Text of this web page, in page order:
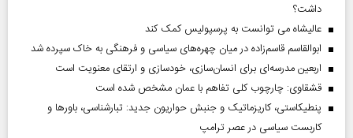
داشت؟
عالیشاه می توانست به پرسپولیس کمک کند
ابوالقاسم قاسم‌زاده در میان چهره‌های سیاسی و فرهنگی به خاک سپرده شد
اربعین مدرسه‌ای برای انسان‌سازی، خودسازی و ارتقای معنویت است
قشقاوی: چارچوب کلی تفاهم با عمان مشخص شده است
پنطیکاستی، کاریزماتیک و جنبش حواریون جدید: تبارشناسی، باور‌ها و
کاربست سیاسی در عصر ترامپ